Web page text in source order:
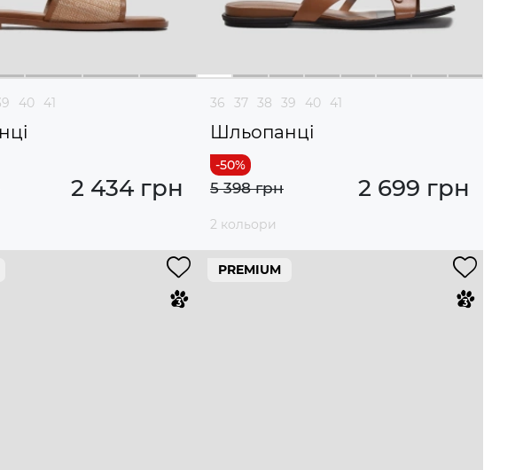
40 41
2 434 грн
36 37 38 39 40 41
Шльопанці
2 699 грн
5 398 грн
2 кольори
PREMIUM